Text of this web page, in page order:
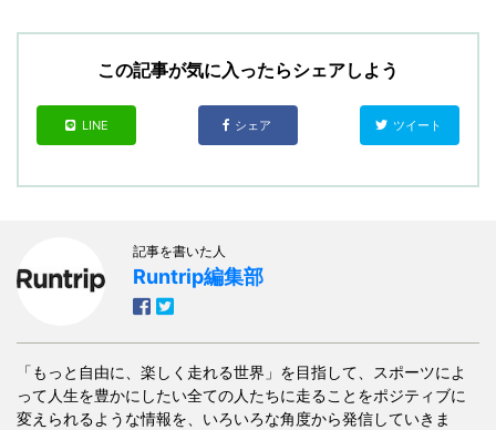
この記事が気に入ったらシェアしよう
LINE シェア ツイート
記事を書いた人
Runtrip編集部
「もっと自由に、楽しく走れる世界」を目指して、スポーツによ
って人生を豊かにしたい全ての人たちに走ることをポジティブに
変えられるような情報を、いろいろな角度から発信していきま